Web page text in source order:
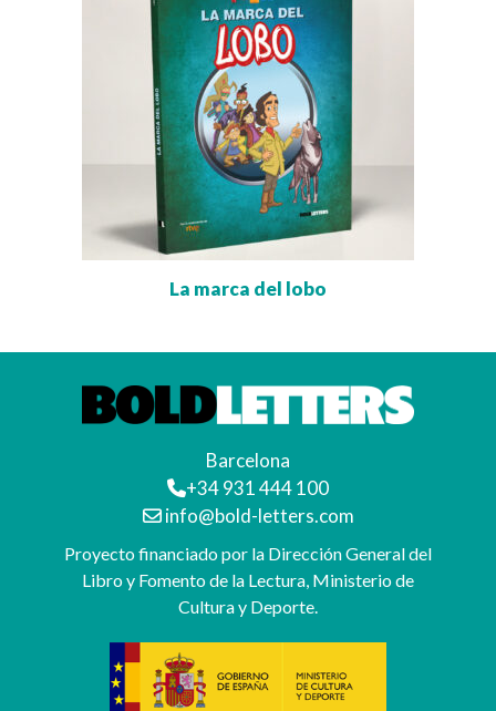
La marca del lobo
Barcelona
+34 931 444 100
info@bold-letters.com
Proyecto financiado por la Dirección General del
Libro y Fomento de la Lectura, Ministerio de
Cultura y Deporte.